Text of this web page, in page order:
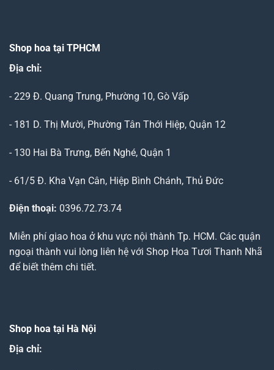
Shop hoa tại TPHCM
Địa chỉ:
- 229 Đ. Quang Trung, Phường 10, Gò Vấp
- 181 D. Thị Mười, Phường Tân Thới Hiệp, Quận 12
- 130 Hai Bà Trưng, Bến Nghé, Quận 1
- 61/5 Đ. Kha Vạn Cân, Hiệp Bình Chánh, Thủ Đức
Điện thoại: 0396.72.73.74
Miễn phí giao hoa ở khu vực nội thành Tp. HCM. Các quận
ngoại thành vui lòng liên hệ với Shop Hoa Tươi Thanh Nhã
để biết thêm chi tiết.
Shop hoa tại Hà Nội
Địa chỉ: